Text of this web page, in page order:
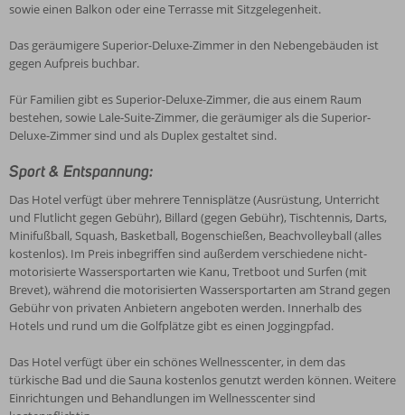
sowie einen Balkon oder eine Terrasse mit Sitzgelegenheit.
Das geräumigere Superior-Deluxe-Zimmer in den Nebengebäuden ist
gegen Aufpreis buchbar.
Für Familien gibt es Superior-Deluxe-Zimmer, die aus einem Raum
bestehen, sowie Lale-Suite-Zimmer, die geräumiger als die Superior-
Deluxe-Zimmer sind und als Duplex gestaltet sind.
Sport & Entspannung:
Das Hotel verfügt über mehrere Tennisplätze (Ausrüstung, Unterricht
und Flutlicht gegen Gebühr), Billard (gegen Gebühr), Tischtennis, Darts,
Minifußball, Squash, Basketball, Bogenschießen, Beachvolleyball (alles
kostenlos). Im Preis inbegriffen sind außerdem verschiedene nicht-
motorisierte Wassersportarten wie Kanu, Tretboot und Surfen (mit
Brevet), während die motorisierten Wassersportarten am Strand gegen
Gebühr von privaten Anbietern angeboten werden. Innerhalb des
Hotels und rund um die Golfplätze gibt es einen Joggingpfad.
Das Hotel verfügt über ein schönes Wellnesscenter, in dem das
türkische Bad und die Sauna kostenlos genutzt werden können. Weitere
Einrichtungen und Behandlungen im Wellnesscenter sind